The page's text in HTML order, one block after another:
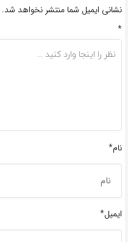
نشانی ایمیل شما منتشر نخواهد شد.
*
نام*
ایمیل*